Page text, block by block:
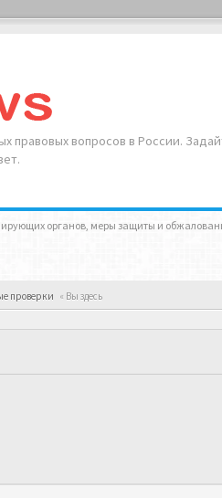
правовых вопросов в России.
органов, меры защиты и
проверки « Вы здесь